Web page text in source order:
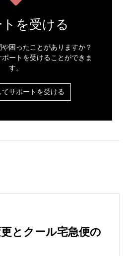
を受ける
困ったことがありますか？
ートを受けることができま
す。
てサポートを受ける
とクール宅急便の